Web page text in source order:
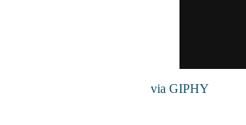
via GIPHY